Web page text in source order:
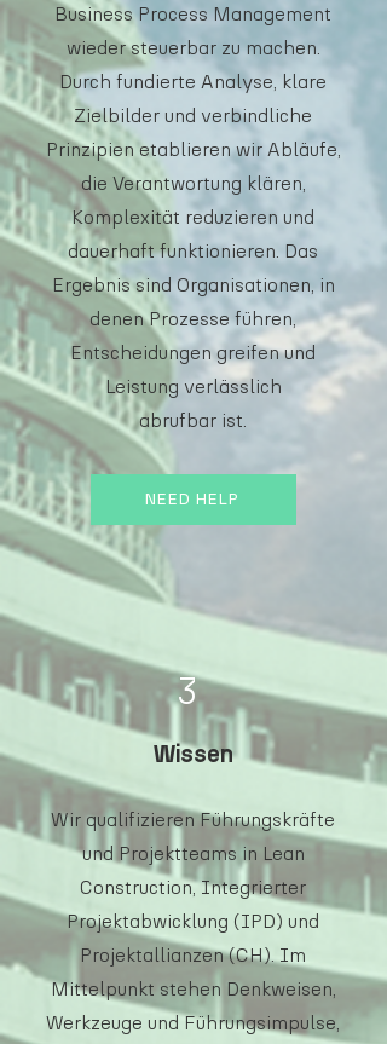
Business Process Management
wieder steuerbar zu machen.
Durch fundierte Analyse, klare
Zielbilder und verbindliche
Prinzipien etablieren wir Abläufe,
die Verantwortung klären,
Komplexität reduzieren und
dauerhaft funktionieren. Das
Ergebnis sind Organisationen, in
denen Prozesse führen,
Entscheidungen greifen und
Leistung verlässlich
abrufbar ist.
NEED HELP
3
Wissen
Wir qualifizieren Führungskräfte
und Projektteams in Lean
Construction, Integrierter
Projektabwicklung (IPD) und
Projektallianzen (CH). Im
Mittelpunkt stehen Denkweisen,
Werkzeuge und Führungsimpulse,